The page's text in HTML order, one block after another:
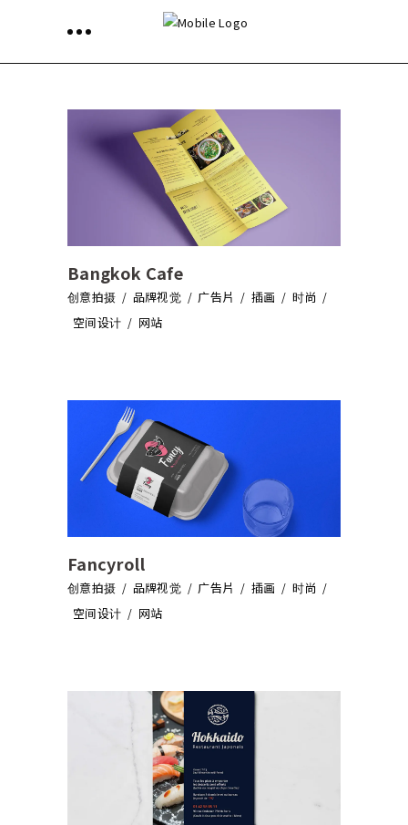
Bangkok Cafe
创意拍摄 品牌视觉 广告片 插画
时尚
空间设计
网站
Fancyroll
创意拍摄 品牌视觉 广告片 插画
时尚
空间设计
网站